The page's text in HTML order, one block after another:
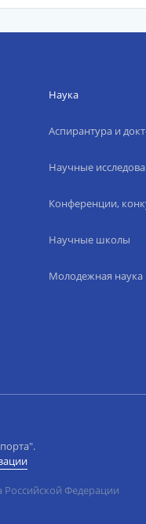
Наука
Аспирантура и
Научные
Конференции,
Научные школы
Молодежная наука
Российской Федерации